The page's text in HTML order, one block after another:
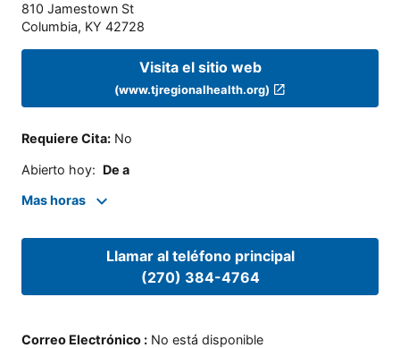
810 Jamestown St
Columbia, KY 42728
Visita el sitio web
(www.tjregionalhealth.org)
Requiere Cita: No
Abierto hoy: De a
Mas horas
Llamar al teléfono principal
(270) 384-4764
Correo Electrónico : No está disponible